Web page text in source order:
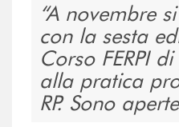
A novembre
con la sesta
Corso FERPI
alla pratica
RP. Sono